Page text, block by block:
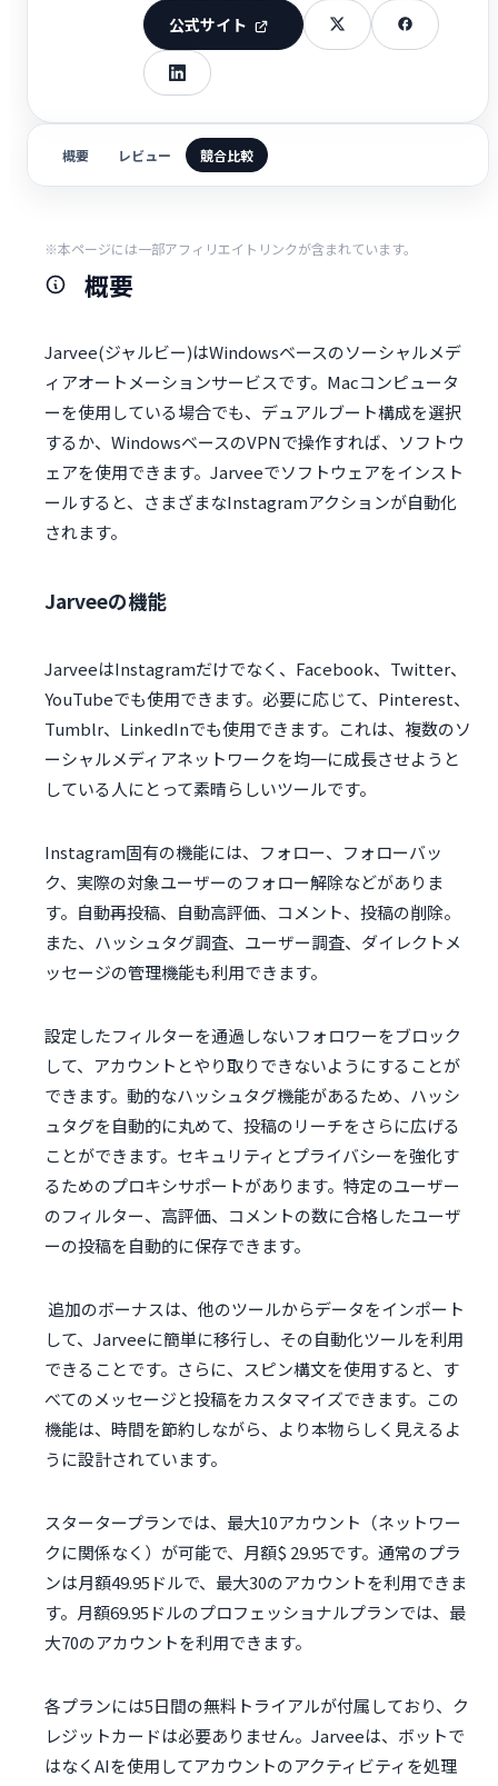
公式サイト
概要 レビュー 競合比較
※本ページには一部アフィリエイトリンクが含まれています。
概要
Jarvee(ジャルビー)はWindowsベースのソーシャルメデ
ィアオートメーションサービスです。Macコンピュータ
ーを使用している場合でも、デュアルブート構成を選択
するか、WindowsベースのVPNで操作すれば、ソフトウ
ェアを使用できます。Jarveeでソフトウェアをインスト
ールすると、さまざまなInstagramアクションが自動化
されます。
Jarveeの機能
JarveeはInstagramだけでなく、Facebook、Twitter、
YouTubeでも使用できます。必要に応じて、Pinterest、
Tumblr、LinkedInでも使用できます。これは、複数のソ
ーシャルメディアネットワークを均一に成長させようと
している人にとって素晴らしいツールです。
Instagram固有の機能には、フォロー、フォローバッ
ク、実際の対象ユーザーのフォロー解除などがありま
す。自動再投稿、自動高評価、コメント、投稿の削除。
また、ハッシュタグ調査、ユーザー調査、ダイレクトメ
ッセージの管理機能も利用できます。
設定したフィルターを通過しないフォロワーをブロック
して、アカウントとやり取りできないようにすることが
できます。動的なハッシュタグ機能があるため、ハッシ
ュタグを自動的に丸めて、投稿のリーチをさらに広げる
ことができます。セキュリティとプライバシーを強化す
るためのプロキシサポートがあります。特定のユーザー
のフィルター、高評価、コメントの数に合格したユーザ
ーの投稿を自動的に保存できます。
追加のボーナスは、他のツールからデータをインポート
して、Jarveeに簡単に移行し、その自動化ツールを利用
できることです。さらに、スピン構文を使用すると、す
べてのメッセージと投稿をカスタマイズできます。この
機能は、時間を節約しながら、より本物らしく見えるよ
うに設計されています。
スタータープランでは、最大10アカウント（ネットワー
クに関係なく）が可能で、月額$ 29.95です。通常のプラ
ンは月額49.95ドルで、最大30のアカウントを利用できま
す。月額69.95ドルのプロフェッショナルプランでは、最
大70のアカウントを利用できます。
各プランには5日間の無料トライアルが付属しており、ク
レジットカードは必要ありません。Jarveeは、ボットで
はなくAIを使用してアカウントのアクティビティを処理